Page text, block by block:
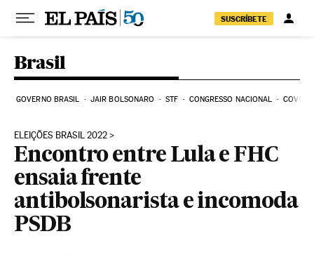
Pular para o conteúdo
SUSCRÍBETE
Brasil
GOVERNO BRASIL JAIR BOLSONARO STF CONGRESSO NACIONAL COVID-
ELEIÇÕES BRASIL 2022
Encontro entre Lula e FHC
ensaia frente
antibolsonarista e incomoda
PSDB